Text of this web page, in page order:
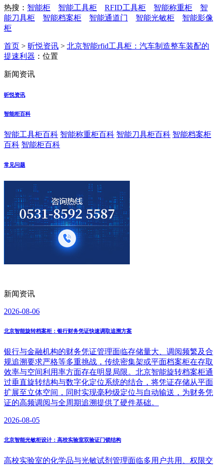
热搜： 智能柜 智能工具柜 RFID工具柜 智能称重柜
智
能刀具柜
智能档案柜 智能通道门 智能光敏柜
智能影像
柜
首页 > 昕悦资讯 > 北京智能rfid工具柜：汽车制造整车装配的
提速利器 ：位置
新闻资讯
昕悦资讯
智能柜百科
智能工具柜百科 智能称重柜百科 智能刀具柜百科 智能档案柜
百科 智能柜百科
常见问题
新闻资讯
2026-08-06
北京智能旋转档案柜：银行财务凭证快速调取追溯方案
银行与金融机构的财务凭证管理面临存储量大、调阅频繁及合
规追溯要求严格等多重挑战，传统密集架或平面档案柜在存取
效率与空间利用率方面存在明显局限。北京智能旋转档案柜通
过垂直旋转结构与数字化定位系统的结合，将凭证存储从平面
扩展至立体空间，同时实现毫秒级定位与自动输送，为财务凭
证的高频调阅与全周期追溯提供了硬件基础。
2026-08-05
北京智能光敏柜设计：高校实验室双验证门锁结构
高校实验室的化学品与光敏试剂管理面临多用户共用、权限交